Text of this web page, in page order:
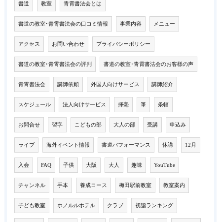
書道 教室 青霄書法会とは
書道の教室･青霄書法会の口コミ情報 事業内容 メニュー
アクセス お問い合わせ プライバシーポリシー
書道の教室･青霄書法会の評判 書道の教室･青霄書法会のお客様の声
青霄書法会 講師依頼 外国人向けサービス 講師紹介
スケジュール 法人向けサービス 揮毫 筆 条幅
お問合せ 習字 こどもの部 大人の部 受講 申込み
ライブ 海外イベント情報 書道パフォーマンス 休講 12月
入会 FAQ 子供 大阪 大人 趣味 YouTube
チャンネル 手本 養成コース 梅田駅前教室 教室案内
子ども教室 ホノルルホテル クラブ 初詣ランキング